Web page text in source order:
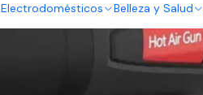
Electrodomésticos Belleza y Salud